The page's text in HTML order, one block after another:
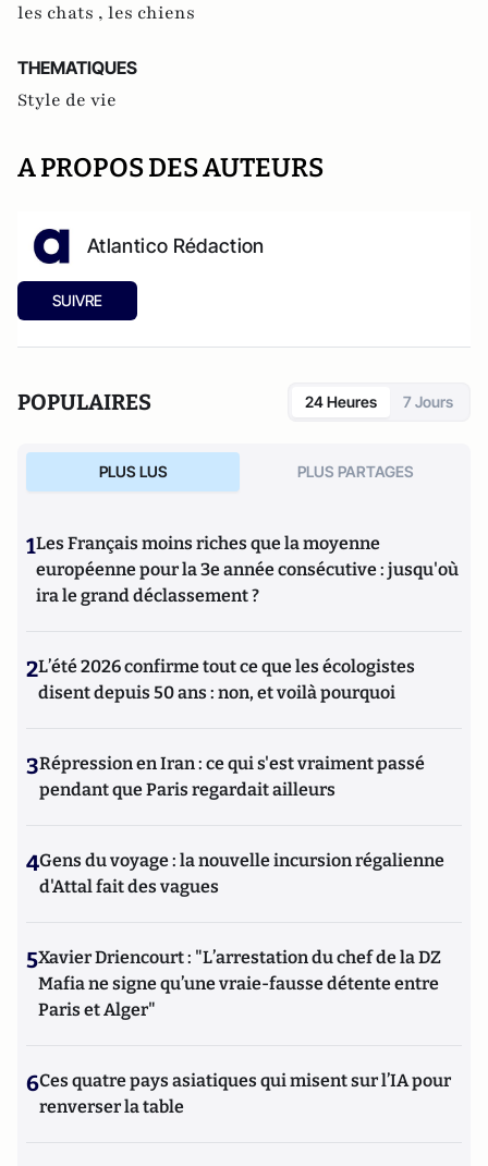
les chats , les chiens
THEMATIQUES
Style de vie
A PROPOS DES AUTEURS
Atlantico Rédaction
SUIVRE
POPULAIRES 24 Heures 7 Jours
PLUS LUS PLUS PARTAGES
1Les Français moins riches que la moyenne
européenne pour la 3e année consécutive : jusqu'où
ira le grand déclassement ?
2L’été 2026 confirme tout ce que les écologistes
disent depuis 50 ans : non, et voilà pourquoi
3Répression en Iran : ce qui s'est vraiment passé
pendant que Paris regardait ailleurs
4Gens du voyage : la nouvelle incursion régalienne
d'Attal fait des vagues
5Xavier Driencourt : "L’arrestation du chef de la DZ
Mafia ne signe qu’une vraie-fausse détente entre
Paris et Alger"
6Ces quatre pays asiatiques qui misent sur l’IA pour
renverser la table